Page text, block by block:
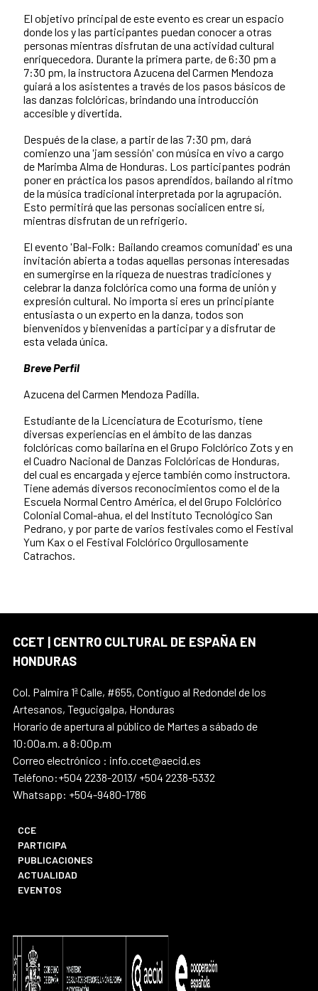
El objetivo principal de este evento es crear un espacio
donde los y las participantes puedan conocer a otras
personas mientras disfrutan de una actividad cultural
enriquecedora. Durante la primera parte, de 6:30 pm a
7:30 pm, la instructora Azucena del Carmen Mendoza
guiará a los asistentes a través de los pasos básicos de
las danzas folclóricas, brindando una introducción
accesible y divertida.
Después de la clase, a partir de las 7:30 pm, dará
comienzo una 'jam sessión' con música en vivo a cargo
de Marimba Alma de Honduras. Los participantes podrán
poner en práctica los pasos aprendidos, bailando al ritmo
de la música tradicional interpretada por la agrupación.
Esto permitirá que las personas socialicen entre sí,
mientras disfrutan de un refrigerio.
El evento 'Bal-Folk: Bailando creamos comunidad' es una
invitación abierta a todas aquellas personas interesadas
en sumergirse en la riqueza de nuestras tradiciones y
celebrar la danza folclórica como una forma de unión y
expresión cultural. No importa si eres un principiante
entusiasta o un experto en la danza, todos son
bienvenidos y bienvenidas a participar y a disfrutar de
esta velada única.
Breve Perfil
Azucena del Carmen Mendoza Padilla.
Estudiante de la Licenciatura de Ecoturismo, tiene
diversas experiencias en el ámbito de las danzas
folclóricas como bailarina en el Grupo Folclórico Zots y en
el Cuadro Nacional de Danzas Folclóricas de Honduras,
del cual es encargada y ejerce también como instructora.
Tiene además diversos reconocimientos como el de la
Escuela Normal Centro América, el del Grupo Folclórico
Colonial Comal-ahua, el del Instituto Tecnológico San
Pedrano, y por parte de varios festivales como el Festival
Yum Kax o el Festival Folclórico Orgullosamente
Catrachos.
CCET | CENTRO CULTURAL DE ESPAÑA EN
HONDURAS
Col. Palmira 1ª Calle, #655, Contiguo al Redondel de los
Artesanos, Tegucigalpa, Honduras
Horario de apertura al público de Martes a sábado de
10:00a.m. a 8:00p.m
Correo electrónico : info.ccet@aecid.es
Teléfono:+504 2238-2013/ +504 2238-5332
Whatsapp: +504-9480-1786
CCE
PARTICIPA
PUBLICACIONES
ACTUALIDAD
EVENTOS